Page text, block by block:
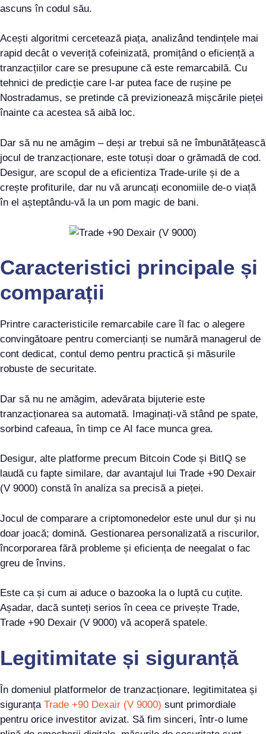
ascuns în codul său.
Acești algoritmi cercetează piața, analizând tendințele mai
rapid decât o veveriță cofeinizată, promițând o eficiență a
tranzacțiilor care se presupune că este remarcabilă. Cu
tehnici de predicție care l-ar putea face de rușine pe
Nostradamus, se pretinde că previzionează mișcările pieței
înainte ca acestea să aibă loc.
Dar să nu ne amăgim – deși ar trebui să ne îmbunătățească
jocul de tranzacționare, este totuși doar o grămadă de cod.
Desigur, are scopul de a eficientiza Trade-urile și de a
crește profiturile, dar nu vă aruncați economiile de-o viață
în el așteptându-vă la un pom magic de bani.
Caracteristici principale și
comparații
Printre caracteristicile remarcabile care îl fac o alegere
convingătoare pentru comercianți se numără managerul de
cont dedicat, contul demo pentru practică și măsurile
robuste de securitate.
Dar să nu ne amăgim, adevărata bijuterie este
tranzacționarea sa automată. Imaginați-vă stând pe spate,
sorbind cafeaua, în timp ce AI face munca grea.
Desigur, alte platforme precum Bitcoin Code și BitIQ se
laudă cu fapte similare, dar avantajul lui Trade +90 Dexair
(V 9000) constă în analiza sa precisă a pieței.
Jocul de comparare a criptomonedelor este unul dur și nu
doar joacă; domină. Gestionarea personalizată a riscurilor,
încorporarea fără probleme și eficiența de neegalat o fac
greu de învins.
Este ca și cum ai aduce o bazooka la o luptă cu cuțite.
Așadar, dacă sunteți serios în ceea ce privește Trade,
Trade +90 Dexair (V 9000) vă acoperă spatele.
Legitimitate și siguranță
În domeniul platformelor de tranzacționare, legitimitatea și
siguranța Trade +90 Dexair (V 9000) sunt primordiale
pentru orice investitor avizat. Să fim sinceri, într-o lume